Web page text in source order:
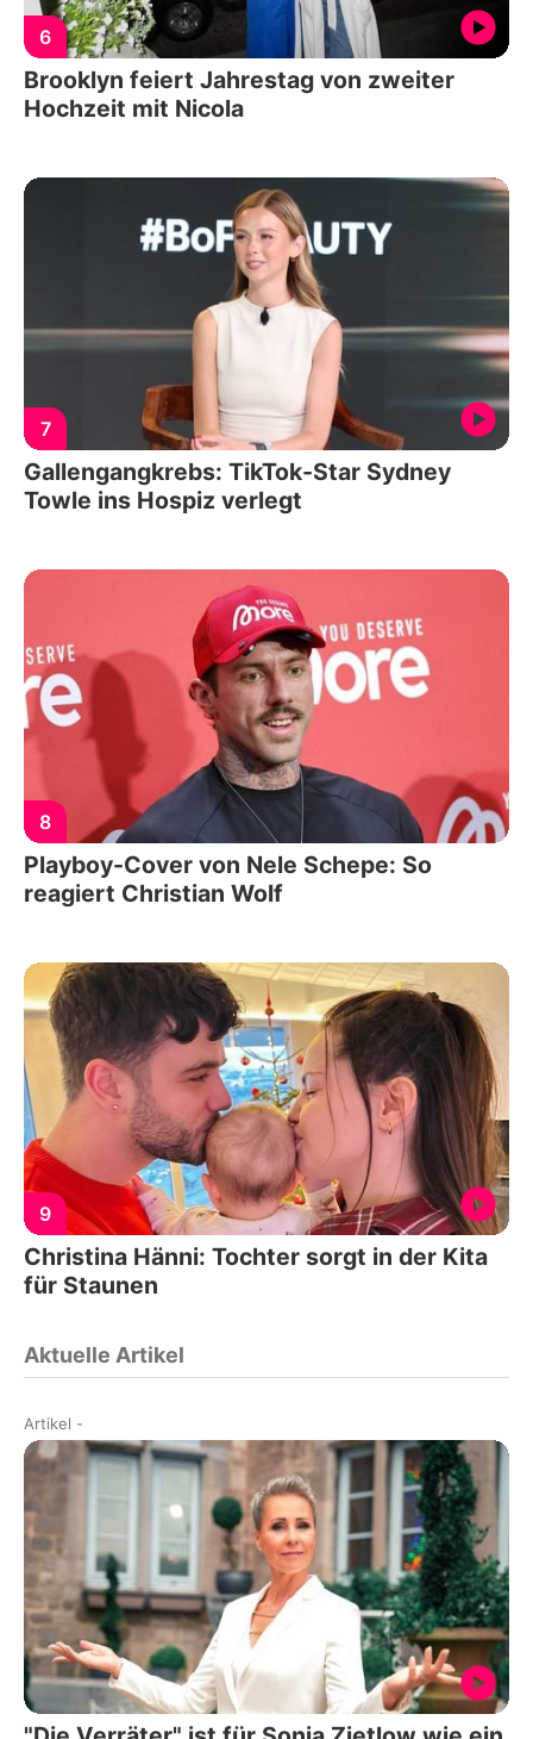
6
Brooklyn feiert Jahrestag von zweiter
Hochzeit mit Nicola
7
Gallengangkrebs: TikTok-Star Sydney
Towle ins Hospiz verlegt
8
Playboy-Cover von Nele Schepe: So
reagiert Christian Wolf
9
Christina Hänni: Tochter sorgt in der Kita
für Staunen
Aktuelle Artikel
Artikel -